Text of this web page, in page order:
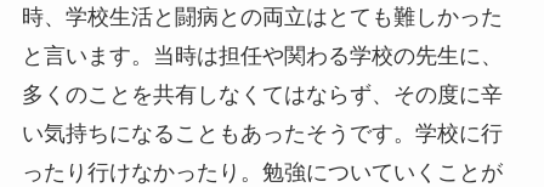
時、学校生活と闘病との両立はとても難しかった
と言います。当時は担任や関わる学校の先生に、
多くのことを共有しなくてはならず、その度に辛
い気持ちになることもあったそうです。学校に行
ったり行けなかったり。勉強についていくことが